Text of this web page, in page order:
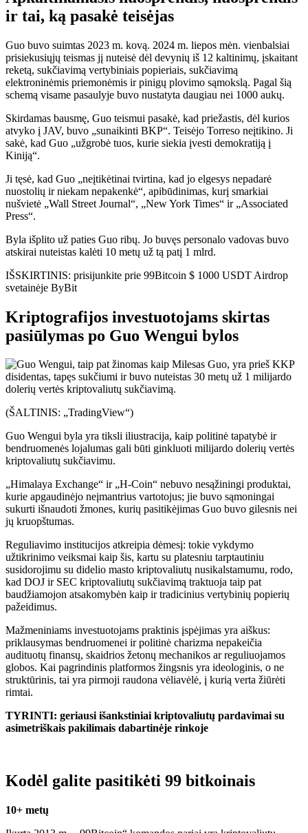
ir tai, ką pasakė teisėjas
Guo buvo suimtas 2023 m. kovą. 2024 m. liepos mėn. vienbalsiai
prisiekusiųjų teismas jį nuteisė dėl devynių iš 12 kaltinimų, įskaitant
reketą, sukčiavimą vertybiniais popieriais, sukčiavimą
elektroninėmis priemonėmis ir pinigų plovimo sąmokslą. Pagal šią
schemą visame pasaulyje buvo nustatyta daugiau nei 1000 aukų.
Skirdamas bausmę, Guo teismui pasakė, kad priežastis, dėl kurios
atvyko į JAV, buvo „sunaikinti BKP“. Teisėjo Torreso neįtikino. Ji
sakė, kad Guo „užgrobė tuos, kurie siekia įvesti demokratiją į
Kiniją“.
Ji tęsė, kad Guo „neįtikėtinai tvirtina, kad jo elgesys nepadarė
nuostolių ir niekam nepakenkė“, apibūdinimas, kurį smarkiai
nušvietė „Wall Street Journal“, „New York Times“ ir „Associated
Press“.
Byla išplito už paties Guo ribų. Jo buvęs personalo vadovas buvo
atskirai nuteistas kalėti 10 metų už tą patį 1 mlrd.
IŠSKIRTINIS: prisijunkite prie 99Bitcoin $ 1000 USDT Airdrop
svetainėje ByBit
Kriptografijos investuotojams skirtas
pasiūlymas po Guo Wengui bylos
(ŠALTINIS: „TradingView“)
Guo Wengui byla yra tiksli iliustracija, kaip politinė tapatybė ir
bendruomenės lojalumas gali būti ginkluoti milijardo dolerių vertės
kriptovaliutų sukčiavimu.
„Himalaya Exchange“ ir „H-Coin“ nebuvo nesąžiningi produktai,
kurie apgaudinėjo neįmantrius vartotojus; jie buvo sąmoningai
sukurti išnaudoti žmones, kurių pasitikėjimas Guo buvo gilesnis nei
jų kruopštumas.
Reguliavimo institucijos atkreipia dėmesį: tokie vykdymo
užtikrinimo veiksmai kaip šis, kartu su platesniu tarptautiniu
susidorojimu su didelio masto kriptovaliutų nusikalstamumu, rodo,
kad DOJ ir SEC kriptovaliutų sukčiavimą traktuoja taip pat
baudžiamojon atsakomybėn kaip ir tradicinius vertybinių popierių
pažeidimus.
Mažmeniniams investuotojams praktinis įspėjimas yra aiškus:
priklausymas bendruomenei ir politinė charizma nepakeičia
audituotų finansų, skaidrios žetonų mechanikos ar reguliuojamos
globos. Kai pagrindinis platformos žingsnis yra ideologinis, o ne
struktūrinis, tai yra pirmoji raudona vėliavėlė, į kurią verta žiūrėti
rimtai.
TYRINTI: geriausi išankstiniai kriptovaliutų pardavimai su
asimetriškais pakilimais dabartinėje rinkoje
Kodėl galite pasitikėti 99 bitkoinais
10+ metų